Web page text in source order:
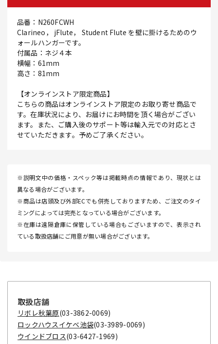
品番：N260FCWH
Clarineo， jFlute， Student Flute を壁に掛けるためのウ
ォールハンガーです。
付属品：ネジ４本
横幅：61mm
高さ：81mm
【オンラインストア限定商品】
こちらの商品はオンラインストア限定のお取り寄せ商品で
す。在庫状況により、お届けにお時間を頂く場合がござい
ます。また、ご購入後のサポート等は輸入元での対応とさ
せていただきます。予めご了承ください。
※説明文中の価格・スペック等は掲載時点の情報であり、現状とは
異なる場合がございます。
※商品は店頭及び外部ECでも併売しておりますため、ご注文のタイ
ミングによっては完売となっている場合がございます。
※在庫は遠隔倉庫に保管している場合もございますので、表示され
ている取扱店舗にご用意が無い場合がございます。
取扱店舗
リボレ秋葉原(03-3862-0069)
ロックハウスイケベ池袋(03-3989-0069)
ウインドブロス(03-6427-1969)